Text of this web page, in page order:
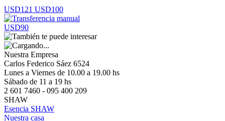
USD121 USD100
USD90
Nuestra Empresa
Carlos Federico Sáez 6524
Lunes a Viernes de 10.00 a 19.00 hs
Sábado de 11 a 19 hs
2 601 7460 - 095 400 209
SHAW
Esencia SHAW
Nuestra casa